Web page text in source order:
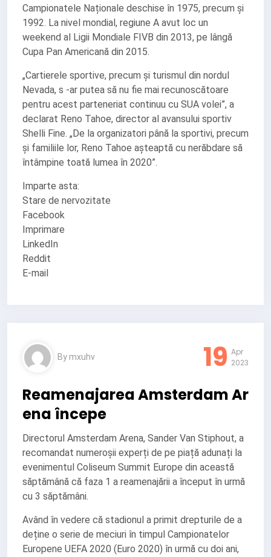
Campionatele Naționale deschise în 1975, precum și
1992. La nivel mondial, regiune A avut loc un
weekend al Ligii Mondiale FIVB din 2013, pe lângă
Cupa Pan Americană din 2015.
„Cartierele sportive, precum și turismul din nordul
Nevada, s -ar putea să nu fie mai recunoscătoare
pentru acest parteneriat continuu cu SUA volei”, a
declarat Reno Tahoe, director al avansului sportiv
Shelli Fine. „De la organizatori până la sportivi, precum
și familiile lor, Reno Tahoe așteaptă cu nerăbdare să
întâmpine toată lumea în 2020”.
Imparte asta:
Stare de nervozitate
Facebook
Imprimare
LinkedIn
Reddit
E-mail
By mxuhv 19 Apr
2023
Reamenajarea Amsterdam Ar
ena începe
Directorul Amsterdam Arena, Sander Van Stiphout, a
recomandat numeroșii experți de pe piață adunați la
evenimentul Coliseum Summit Europe din această
săptămână că faza 1 a reamenajării a început în urmă
cu 3 săptămâni.
Având în vedere că stadionul a primit drepturile de a
deține o serie de meciuri în timpul Campionatelor
Europene UEFA 2020 (Euro 2020) în urmă cu doi ani,